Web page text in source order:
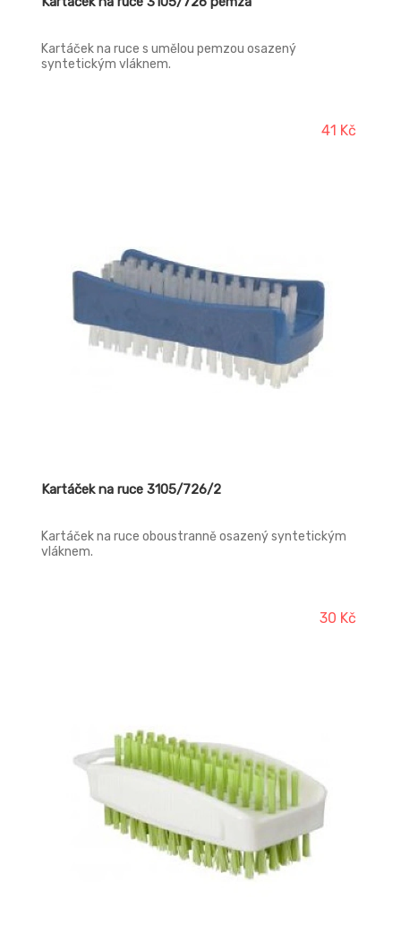
Kartáček na ruce s umělou pemzou osazený
syntetickým vláknem.
41 Kč
Kartáček na ruce 3105/726/2
Kartáček na ruce oboustranně osazený syntetickým
vláknem.
30 Kč